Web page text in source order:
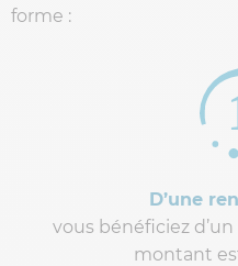
forme :
D’une
vous bénéficiez
montant